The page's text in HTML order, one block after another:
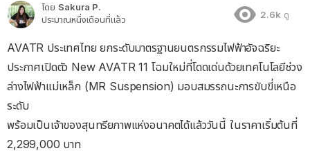
โดย Sakura P.
ประมาณหนึ่งเดือนที่แล้ว
2.6k ดู
AVATR ประเทศไทย ยกระดับมาตรฐานยนตรกรรมไฟฟ้าอัจฉริยะ
ประกาศเปิดตัว New AVATR 11 โฉมใหม่ที่โดดเด่นด้วยเทคโนโลยีช่วง
ล่างไฟฟ้าแม่เหล็ก (MR Suspension) มอบสมรรถนะการขับขี่เหนือ
ระดับ
พร้อมเป็นเจ้าของสุนทรียภาพแห่งอนาคตได้แล้ววันนี้ ในราคาเริ่มต้นที่
2,299,000 บาท